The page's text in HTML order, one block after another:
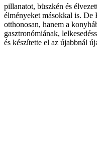
pillanatot, büszkén és
élményeket másokkal is. De
otthonosan, hanem a
gasztronómiának,
és készítette el az újabbnál